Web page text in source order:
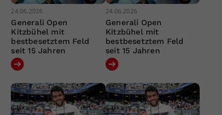
24.06.2026
Generali Open
Kitzbühel mit
bestbesetztem Feld
seit 15 Jahren
24.06.2026
Generali Open
Kitzbühel mit
bestbesetztem Feld
seit 15 Jahren